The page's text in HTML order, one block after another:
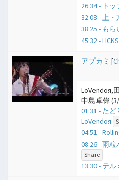
26:34 - ト
32:08 - 上
38:25 - も
45:32 -
アプカミ [
LoVendoя,
中島卓偉 (3/
01:31 - た
LoVendoя
04:51 -
08:26 - 雨
Share
13:30 - テ